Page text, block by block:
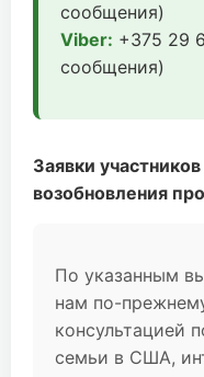
сообщения)
Viber: +375 29
сообщения)
Заявки
возобновления
По указанным
нам по-
консультацией
семьи в США,